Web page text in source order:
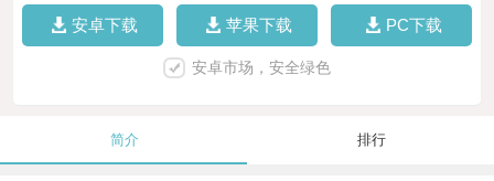
安卓下载 苹果下载 PC下载
安卓市场，安全绿色
简介 排行